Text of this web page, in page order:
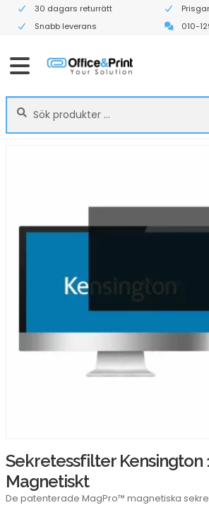
30 dagars returrätt
Snabb leverans
010-
Sök
efter:
Sök
Sekretessfilter Kensington
Magnetiskt
De patenterade MagPro™ magnetiska